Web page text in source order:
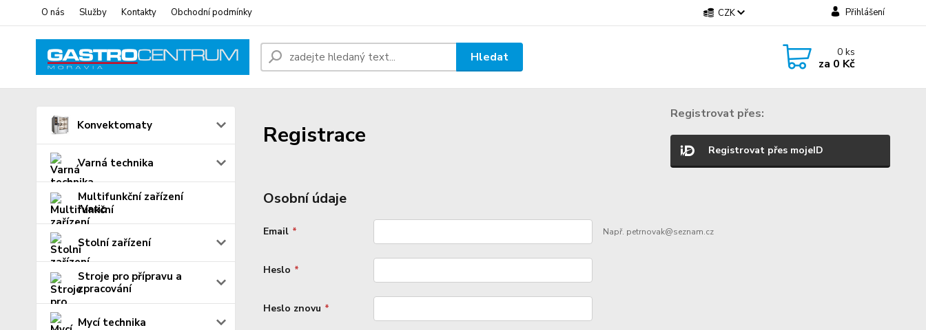
O nás Služby Kontakty Obchodní podmínky CZK Přihlášení
Hledat 0ks
za 0 Kč
Konvektomaty
Varná technika
Multifunkční zařízení
iVario
Stolní zařízení
Stroje pro přípravu a
zpracování
Mycí technika
Registrace
Registrovat přes:
Registrovat přes mojeID
Osobní údaje
Email * Např. petrnovak@seznam.cz
Heslo *
Heslo znovu *